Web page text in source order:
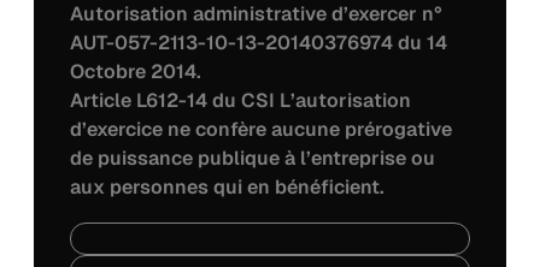
Autorisation administrative d’exercer n°
AUT-057-2113-10-13-20140376974 du 14
Octobre 2014.
Article L612-14 du CSI L’autorisation
d’exercice ne confère aucune prérogative
de puissance publique à l’entreprise ou
aux personnes qui en bénéficient.